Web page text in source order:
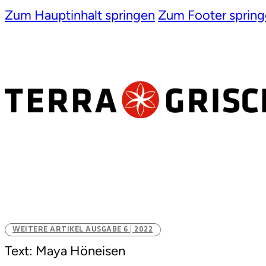
Zum Hauptinhalt springen Zum Footer
WEITERE ARTIKEL AUSGABE 6 | 2022
Text: Maya Höneisen